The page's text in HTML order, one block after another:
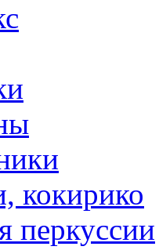
кокирико
перкуссии